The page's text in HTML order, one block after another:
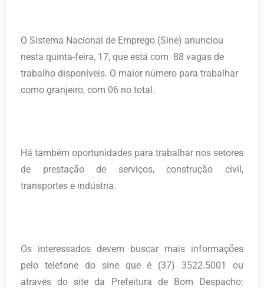
O Sistema Nacional de Emprego (Sine) anunciou
nesta quinta-feira, 17, que está com 88 vagas de
trabalho disponíveis. O maior número para trabalhar
como granjeiro, com 06 no total.
Há também oportunidades para trabalhar nos setores
de prestação de serviços, construção civil,
transportes e indústria.
Os interessados devem buscar mais informações
pelo telefone do sine que é (37) 3522.5001 ou
através do site da Prefeitura de Bom Despacho: